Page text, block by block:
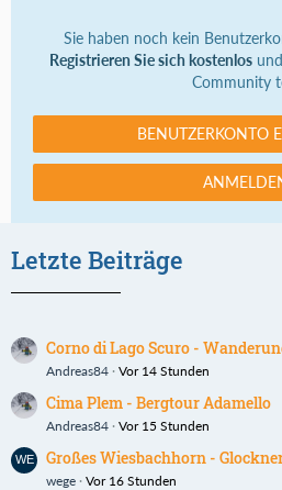
Sie haben noch kein
Registrieren Sie sich kostenlos
Community
BENUTZERKONTO
Letzte Beiträge
Corno di Lago Scuro -
Andreas84 Vor 14 Stunden
Cima Plem - Bergtour Adamello
Andreas84 Vor 15 Stunden
Großes Wiesbachhorn -
wege Vor 16 Stunden